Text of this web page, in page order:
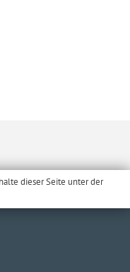
dieser Seite unter der